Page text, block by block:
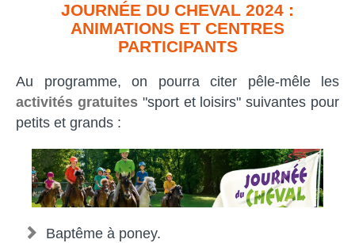
JOURNÉE DU CHEVAL 2024 :
ANIMATIONS ET CENTRES
PARTICIPANTS
Au programme, on pourra citer pêle-mêle les
activités gratuites"sport et loisirs" suivantes pour
petits et grands :
Baptême à poney.